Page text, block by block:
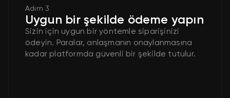
Adım 3
Uygun bir şekilde ödeme yapın
Sizin için uygun bir yöntemle siparişinizi
ödeyin. Paralar, anlaşmanın onaylanmasına
kadar platformda güvenli bir şekilde tutulur.